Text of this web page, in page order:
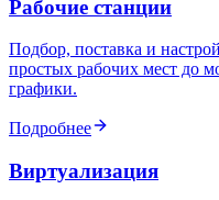
Рабочие станции
Подбор, поставка и
простых рабочих мест до
графики.
Подробнее
Виртуализация